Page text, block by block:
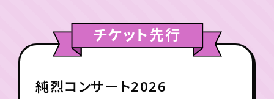
チケット先行
純烈コンサート2026